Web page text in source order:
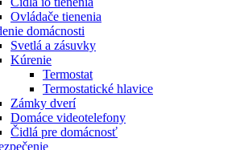
Ovládače tienenia
domácnosti
Svetlá a zásuvky
Kúrenie
Termostat
Termostatické hlavice
Zámky dverí
Domáce videotelefony
Čidlá pre domácnosť